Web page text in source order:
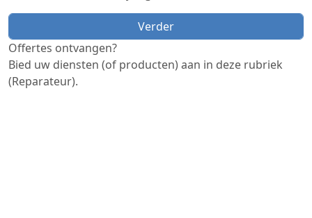
Offertes ontvangen?
Bied uw diensten (of producten) aan in deze rubriek
(Reparateur).